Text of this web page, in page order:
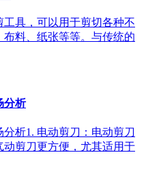
具，可以用于剪切各种不
料、纸张等等。与传统的
分析
析1. 电动剪刀：电动剪刀
剪刀更方便，尤其适用于